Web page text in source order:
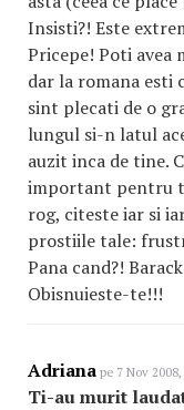
Insisti?! Este
Pricepe! Poti avea
dar la romana esti
sint plecati de o
lungul si-n latul
auzit inca de tine.
important pentru
rog, citeste iar si
prostiile tale:
Pana cand?!
Obisnuieste-te!!!
Adriana pe 7 Nov
Ti-au murit